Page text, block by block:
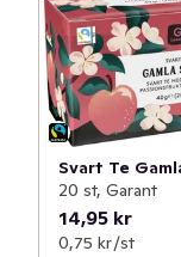
Svart Te
20 st, Garant
14,95 kr
0,75 kr /st